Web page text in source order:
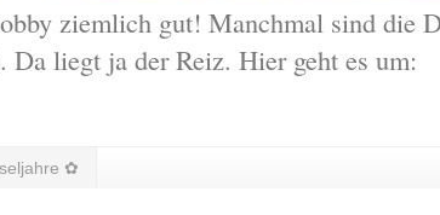
ziemlich gut! Manchmal sind die
liegt ja der Reiz. Hier geht es um:
✿